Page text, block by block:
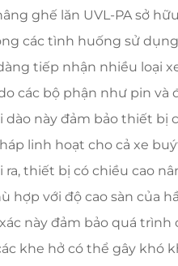
ghế lăn UVL-PA sở
các tình huống sử
tiếp nhận nhiều loại
các bộ phận như pin
dào này đảm bảo thiết
linh hoạt cho cả xe
ra, thiết bị có chiều cao
hợp với độ cao sàn của
này đảm bảo quá
khe hở có thể gây khó